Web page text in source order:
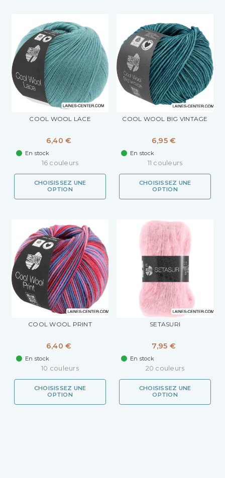
COOL WOOL LACE
6,40 €
En stock
16 couleurs
CHOISISSEZ UNE
OPTION
COOL WOOL BIG VINTAGE
6,95 €
En stock
11 couleurs
CHOISISSEZ UNE
OPTION
COOL WOOL PRINT
6,40 €
En stock
10 couleurs
CHOISISSEZ UNE
OPTION
SETASURI
7,95 €
En stock
20 couleurs
CHOISISSEZ UNE
OPTION